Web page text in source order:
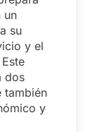
un
su
y el
dos
también
y